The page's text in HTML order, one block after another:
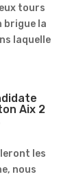
tours
brigue la
laquelle
Aix 2
les
nous